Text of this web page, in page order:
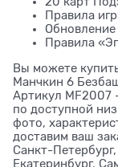
Правила
Обновление
Правила
Вы можете
Манчкин 6
Артикул MF2007
по доступной
фото,
доставим ваш
Санкт-
Екатеринбург,